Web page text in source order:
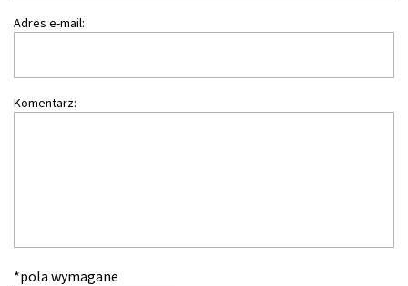
Adres e-mail:
Komentarz:
*pola wymagane